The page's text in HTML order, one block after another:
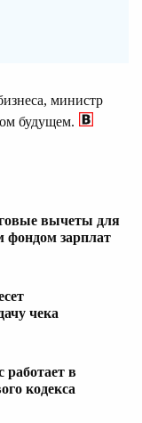
министр
будущем.
вычеты для
фондом зарплат
чека
работает в
кодекса